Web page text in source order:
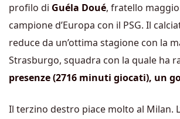
profilo di Guéla Doué, fratello
campione d’Europa con il PSG. Il
reduce da un’ottima stagione con la
Strasburgo, squadra con la quale ha
presenze(2716 minuti giocati), un
Il terzino destro piace molto al Milan.